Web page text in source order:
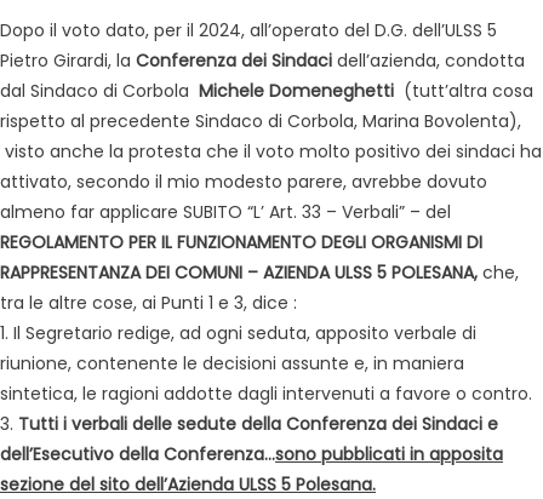
Dopo il voto dato, per il 2024, all’operato del D.G. dell’ULSS 5
Pietro Girardi, la Conferenza dei Sindaci dell’azienda, condotta
dal Sindaco di Corbola Michele Domeneghetti (tutt’altra cosa
rispetto al precedente Sindaco di Corbola, Marina Bovolenta),
visto anche la protesta che il voto molto positivo dei sindaci ha
attivato, secondo il mio modesto parere, avrebbe dovuto
almeno far applicare SUBITO “L’ Art. 33 – Verbali” – del
REGOLAMENTO PER IL FUNZIONAMENTO DEGLI ORGANISMI DI
RAPPRESENTANZA DEI COMUNI – AZIENDA ULSS 5 POLESANA, che,
tra le altre cose, ai Punti 1 e 3, dice :
1. Il Segretario redige, ad ogni seduta, apposito verbale di
riunione, contenente le decisioni assunte e, in maniera
sintetica, le ragioni addotte dagli intervenuti a favore o contro.
3. Tutti i verbali delle sedute della Conferenza dei Sindaci e
dell’Esecutivo della Conferenza…sono pubblicati in apposita
sezione del sito dell’Azienda ULSS 5 Polesana.